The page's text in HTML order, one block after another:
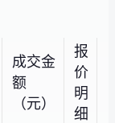
成交金
额
（元）
报
价
明
细